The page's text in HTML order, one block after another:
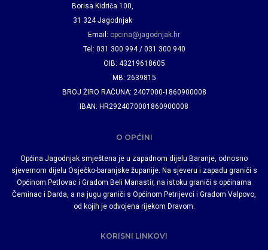
Borisa Kidriča 100,
31 324 Jagodnjak
Email: opcina@jagodnjak.hr
Tel: 031 300 994 / 031 300 940
OIB: 43219618605
MB: 2639815
BROJ ŽIRO RAČUNA: 2407000-1860900008
IBAN: HR2924070001860900008
O OPĆINI
Općina Jagodnjak smještena je u zapadnom dijelu Baranje, odnosno
sjevernom dijelu Osječko-baranjske županije. Na sjeveru i zapadu graniči s
Općinom Petlovac i Gradom Beli Manastir, na istoku graniči s općinama
Čeminac i Darda, a na jugu graniči s Općinom Petrijevci i Gradom Valpovo,
od kojih je odvojena rijekom Dravom.
KORISNI LINKOVI